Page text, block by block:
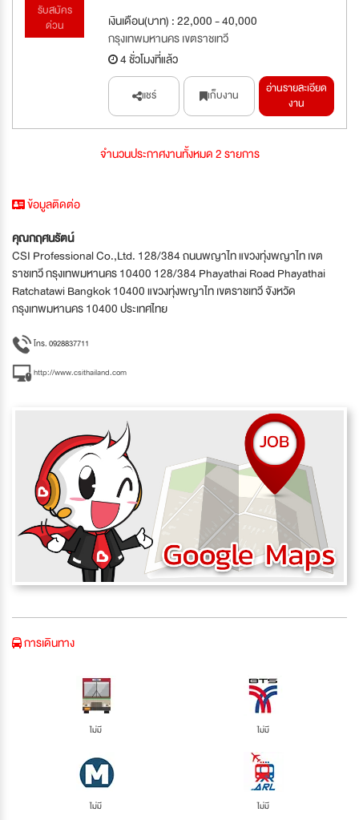
รับสมัคร
ด่วน
เงินเดือน(บาท) : 22,000 - 40,000
กรุงเทพมหานคร เขตราชเทวี
4 ชั่วโมงที่แล้ว
แชร์ เก็บงาน
อ่านรายละเอียด
งาน
จำนวนประกาศงานทั้งหมด 2 รายการ
ข้อมูลติดต่อ
คุณกฤศนรัตน์
CSI Professional Co.,Ltd. 128/384 ถนนพญาไท แขวงทุ่งพญาไท เขต
ราชเทวี กรุงเทพมหานคร 10400 128/384 Phayathai Road Phayathai
Ratchatawi Bangkok 10400 แขวงทุ่งพญาไท เขตราชเทวี จังหวัด
กรุงเทพมหานคร 10400 ประเทศไทย
โทร. 0928837711
http://www.csithailand.com
การเดินทาง
ไม่มี ไม่มี
ไม่มี ไม่มี